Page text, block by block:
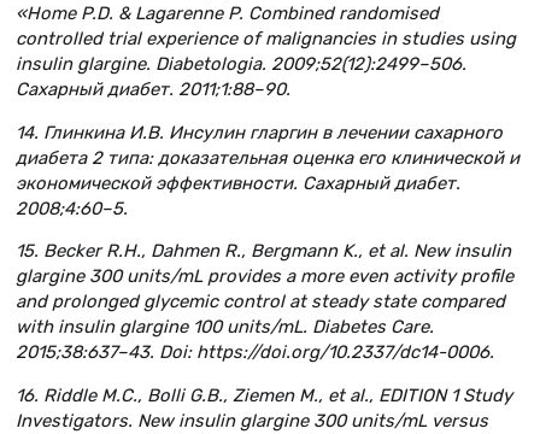
«Home P.D. & Lagarenne P. Combined randomised
controlled trial experience of malignancies in studies using
insulin glargine. Diabetologia. 2009;52(12):2499–506.
Сахарный диабет. 2011;1:88–90.
14. Глинкина И.В. Инсулин гларгин в лечении сахарного
диабета 2 типа: доказательная оценка его клинической и
экономической эффективности. Сахарный диабет.
2008;4:60–5.
15. Becker R.H., Dahmen R., Bergmann K., et al. New insulin
glargine 300 units/mL provides a more even activity profile
and prolonged glycemic control at steady state compared
with insulin glargine 100 units/mL. Diabetes Care.
2015;38:637–43. Doi: https://doi.org/10.2337/dc14-0006.
16. Riddle M.C., Bolli G.B., Ziemen M., et al., EDITION 1 Study
Investigators. New insulin glargine 300 units/mL versus